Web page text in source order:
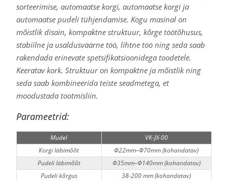
sorteerimise, automaatse korgi, automaatse korgi ja
automaatse pudeli tühjendamise. Kogu masinal on
mõistlik disain, kompaktne struktuur, kõrge töötõhusus,
stabiilne ja usaldusväärne töö, lihtne töö ning seda saab
rakendada erinevate spetsifikatsioonidega toodetele.
Keeratav kork. Struktuur on kompaktne ja mõistlik ning
seda saab kombineerida teiste seadmetega, et
moodustada tootmisliin.
Parameetrid:
Mudel
VK-JX-00
Korgi läbimõõt
Φ22mm–Φ70mm (kohandatav)
Pudeli läbimõõt
Φ35mm–Φ140mm (kohandatav)
Pudeli kõrgus
38-200 mm (kohandatav)